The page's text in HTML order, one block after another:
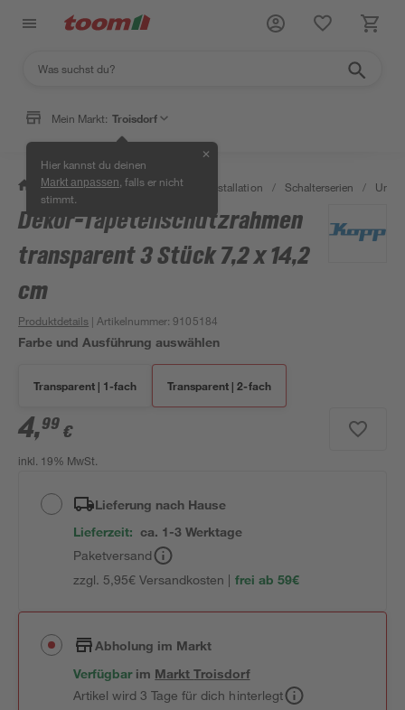
Mein Markt: Troisdorf
Hier kannst du deinen
Markt anpassen , falls er nicht
stimmt.
✕
/ Bauen & Renovieren / Elektroinstallation / Schalterserien /
Dekor-Tapetenschutzrahmen
transparent 3 Stück 7,2 x 14,2
cm
Produktdetails | Artikelnummer:9105184
Farbe und Ausführung auswählen
Transparent | 1-fach Transparent | 2-fach
4,99 €
inkl. 19% MwSt.
Lieferung nach Hause
Lieferzeit: ca. 1-3 Werktage
Paketversand
zzgl. 5,95€ Versandkosten | frei ab 59€
Abholung im Markt
Verfügbar im MarktTroisdorf
Artikel wird 3 Tage für dich hinterlegt